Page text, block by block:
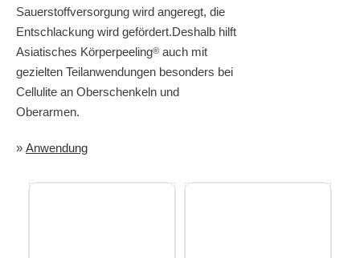
Sauerstoffversorgung wird angeregt, die
Entschlackung wird gefördert.Deshalb hilft
Asiatisches Körperpeeling® auch mit
gezielten Teilanwendungen besonders bei
Cellulite an Oberschenkeln und
Oberarmen.
» Anwendung